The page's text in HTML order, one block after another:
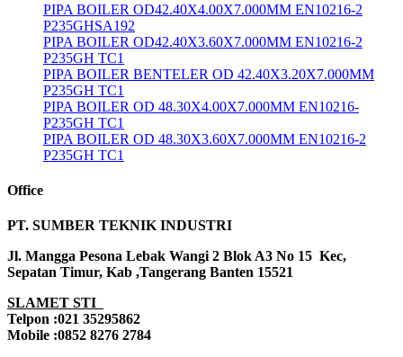
PIPA BOILER OD42.40X4.00X7.000MM EN10216-2
P235GHSA192
PIPA BOILER OD42.40X3.60X7.000MM EN10216-2
P235GH TC1
PIPA BOILER BENTELER OD 42.40X3.20X7.000MM
P235GH TC1
PIPA BOILER OD 48.30X4.00X7.000MM EN10216-
P235GH TC1
PIPA BOILER OD 48.30X3.60X7.000MM EN10216-2
P235GH TC1
Office
PT. SUMBER TEKNIK INDUSTRI
Jl. Mangga Pesona Lebak Wangi 2 Blok A3 No 15 Kec,
Sepatan Timur, Kab ,Tangerang Banten 15521
SLAMET STI
Telpon :021 35295862
Mobile :0852 8276 2784